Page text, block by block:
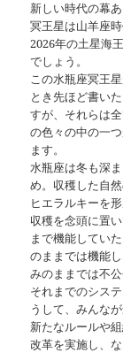
新しい時代の幕
冥王星は山羊座
2026年の土星海
でしょう。
この水瓶座冥王
とき先ほど書い
すが、それらは
の色々の中の一
ます。
水瓶座は冬も深
め。収穫した自
ヒエラルキーを
収穫を念頭に置
まで機能してい
のままでは機能
みのままでは不
それまでのシス
うして、みんな
新たなルールや
改革を実施し、